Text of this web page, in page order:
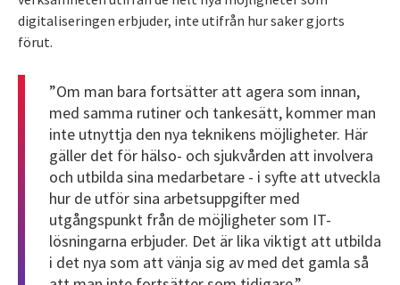
digitaliseringen erbjuder, inte utifrån hur saker gjorts
förut.
”Om man bara fortsätter att agera som innan,
med samma rutiner och tankesätt, kommer man
inte utnyttja den nya teknikens möjligheter. Här
gäller det för hälso- och sjukvården att involvera
och utbilda sina medarbetare - i syfte att utveckla
hur de utför sina arbetsuppgifter med
utgångspunkt från de möjligheter som IT-
lösningarna erbjuder. Det är lika viktigt att utbilda
i det nya som att vänja sig av med det gamla så